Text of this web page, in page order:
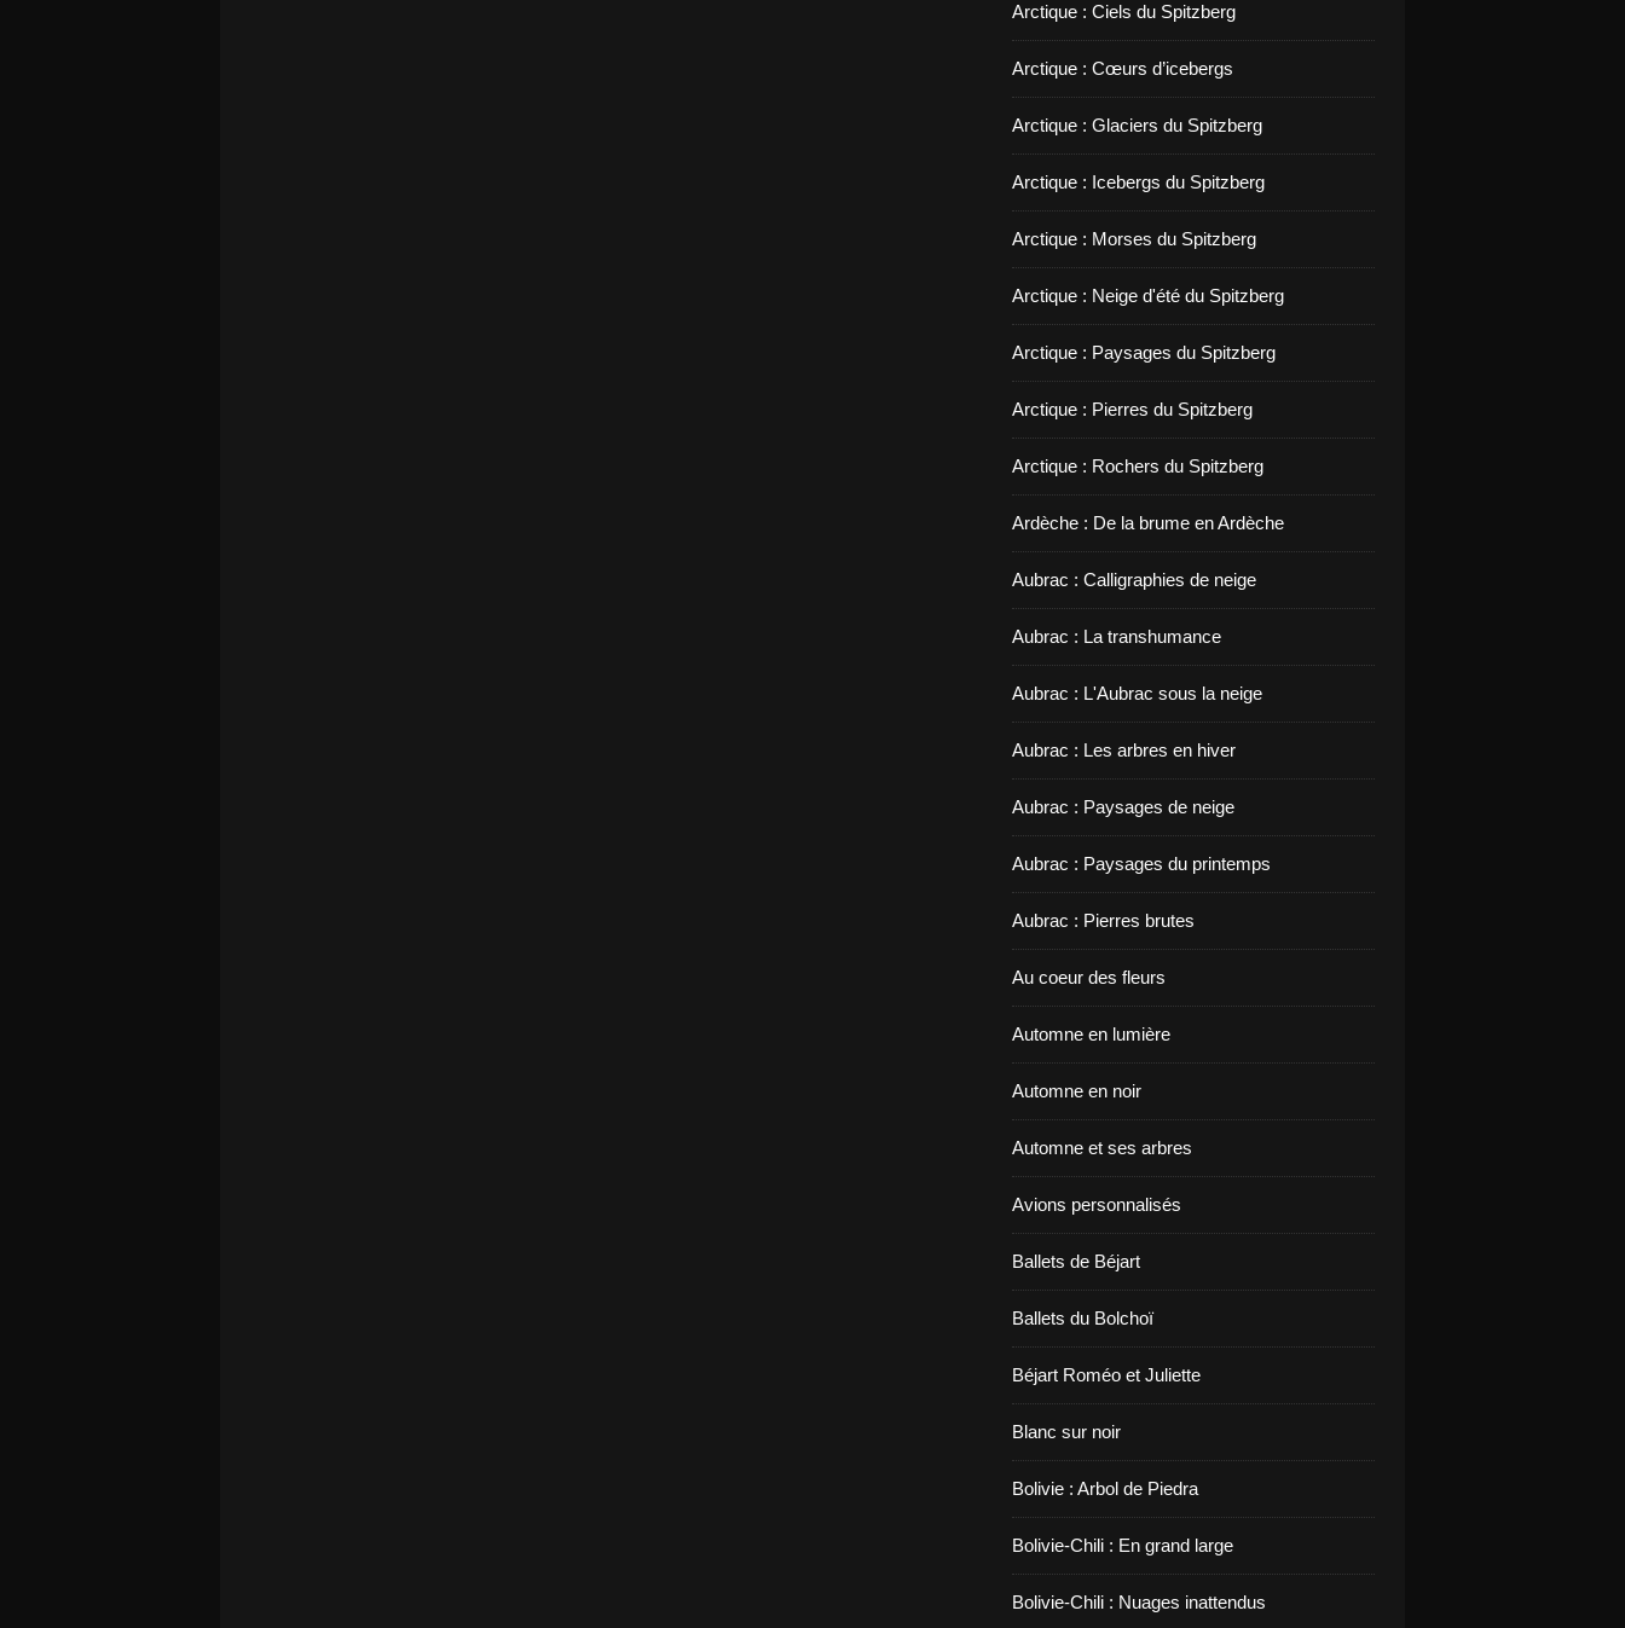
Arctique : Ciels du Spitzberg
Arctique : Cœurs d’icebergs
Arctique : Glaciers du Spitzberg
Arctique : Icebergs du Spitzberg
Arctique : Morses du Spitzberg
Arctique : Neige d'été du Spitzberg
Arctique : Paysages du Spitzberg
Arctique : Pierres du Spitzberg
Arctique : Rochers du Spitzberg
Ardèche : De la brume en Ardèche
Aubrac : Calligraphies de neige
Aubrac : La transhumance
Aubrac : L'Aubrac sous la neige
Aubrac : Les arbres en hiver
Aubrac : Paysages de neige
Aubrac : Paysages du printemps
Aubrac : Pierres brutes
Au coeur des fleurs
Automne en lumière
Automne en noir
Automne et ses arbres
Avions personnalisés
Ballets de Béjart
Ballets du Bolchoï
Béjart Roméo et Juliette
Blanc sur noir
Bolivie : Arbol de Piedra
Bolivie-Chili : En grand large
Bolivie-Chili : Nuages inattendus